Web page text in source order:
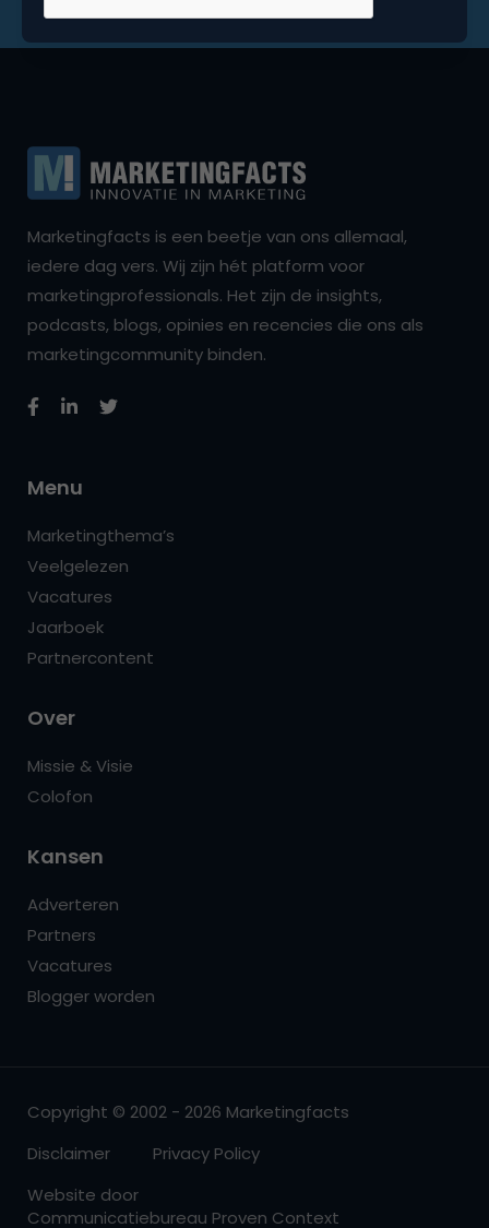
Marketingfacts is een beetje van ons allemaal,
iedere dag vers. Wij zijn hét platform voor
marketingprofessionals. Het zijn de insights,
podcasts, blogs, opinies en recencies die ons als
marketingcommunity binden.
Menu
Marketingthema’s
Veelgelezen
Vacatures
Jaarboek
Partnercontent
Over
Missie & Visie
Colofon
Kansen
Adverteren
Partners
Vacatures
Blogger worden
Copyright © 2002 - 2026 Marketingfacts
Disclaimer
Privacy Policy
Website door
Communicatiebureau Proven Context